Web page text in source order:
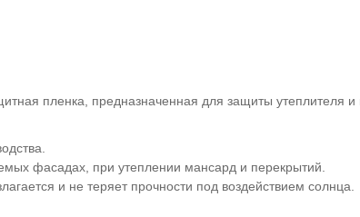
пленка, предназначенная для защиты утеплителя
фасадах, при утеплении мансард и перекрытий.
и не теряет прочности под воздействием солнца.